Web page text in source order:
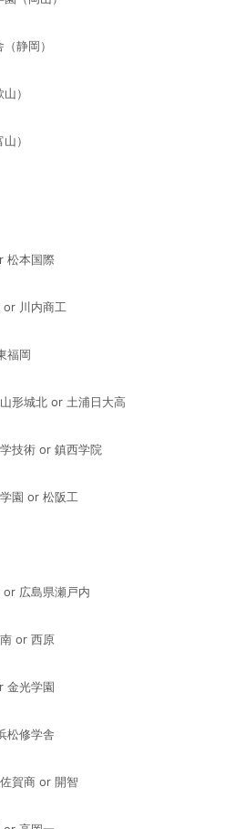
静岡）
）
）
松本国際
川内商工
福岡
形城北 or 土浦日大高
技術 or 鎮西学院
園 or 松阪工
広島県瀬戸内
or 西原
金光学園
松修学舎
賀商 or 開智